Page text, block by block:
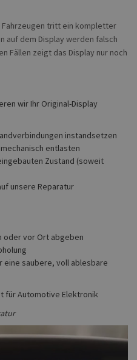
ahrzeugen tritt ein kompletter
auf dem Display werden falsch
Fällen zeigt das Display nur noch
wir Ihr Original-Display
instandsetzen
entlasten
Zustand (soweit
unsere Reparatur
oder vor Ort abgeben
eine saubere, voll ablesbare
für Automotive Elektronik